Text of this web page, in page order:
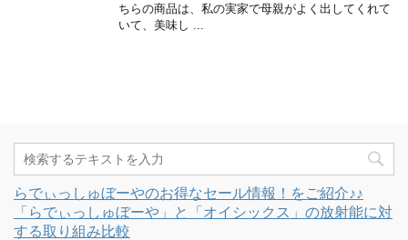
ちらの商品は、私の実家で母親がよく出してくれて
いて、美味し ...
らでぃっしゅぼーやのお得なセール情報！をご紹介♪♪
「らでぃっしゅぼーや」と「オイシックス」の放射能に対
する取り組み比較